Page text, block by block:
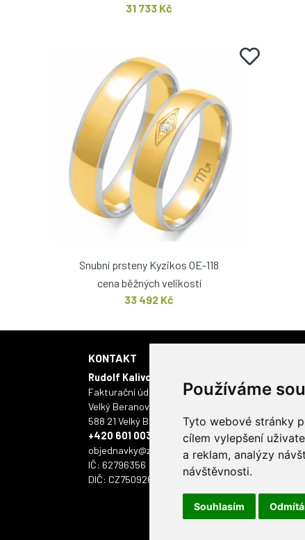
Používáme
Tyto webové stránky
cílem vylepšení
a reklam, analýzy
návštěvnosti.
Souhlasím
31 733 Kč
Snubní prsteny Kyzikos OE-118
cena běžných velikostí
33 492 Kč
KONTAKT
Rudolf Kalivoda - ONYX
Fakturační údaje:
Velký Beranov 403
588 21 Velký Beranov
+420 601 003 112
objednavky@zlatyskorpion.cz
IČ: 62796356
DIČ: CZ7509261518
586 01 Jihlava